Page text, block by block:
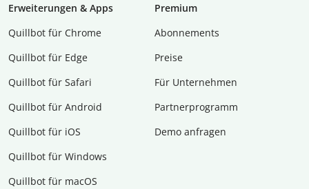
Erweiterungen & Apps
Quillbot für Chrome
Quillbot für Edge
Quillbot für Safari
Quillbot für Android
Quillbot für iOS
Quillbot für Windows
Quillbot für macOS
Premium
Abon­ne­ments
Preise
Für Unternehmen
Partnerprogramm
Demo anfragen